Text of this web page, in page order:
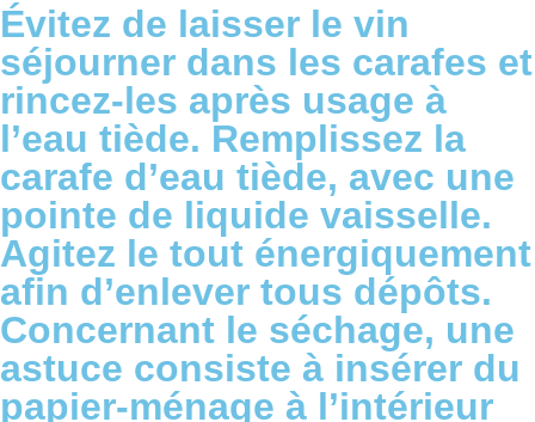
Évitez de laisser le vin
séjourner dans les carafes et
rincez-les après usage à
l’eau tiède. Remplissez la
carafe d’eau tiède, avec une
pointe de liquide vaisselle.
Agitez le tout énergiquement
afin d’enlever tous dépôts.
Concernant le séchage, une
astuce consiste à insérer du
papier-ménage à l’intérieur